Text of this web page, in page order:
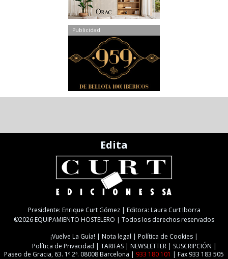
Publicidad
Edita
Presidente: Enrique Curt Gómez | Editora: Laura Curt Iborra
©2026 EQUIPAMIENTO HOSTELERO | Todos los derechos reservados
¡Vuelve La Guía!
Nota legal
Política de Cookies
Política de Privacidad
TARIFAS NEWSLETTER
SUSCRIPCIÓN
Paseo de Gracia, 63. 1º 2ª. 08008 Barcelona | 933 180 101 | Fax 933 183 505